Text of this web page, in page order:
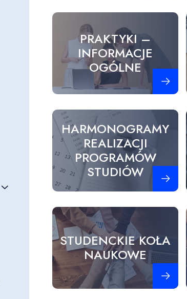
PRAKTYKI –
INFORMACJE
OGÓLNE
HARMONOGRAMY
REALIZACJI
PROGRAMÓW
STUDIÓW
Zobacz
STUDENCKIE KOŁA
NAUKOWE
Zobacz